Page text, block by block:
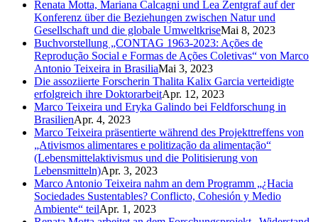
Renata Motta, Mariana Calcagni und Lea Zentgraf auf der
Konferenz über die Beziehungen zwischen Natur und
Gesellschaft und die globale UmweltkriseMai 8, 2023
Buchvorstellung „CONTAG 1963-2023: Ações de
Reprodução Social e Formas de Ações Coletivas“ von Marco
Antonio Teixeira in BrasiliaMai 3, 2023
Die assoziierte Forscherin Thalita Kalix Garcia verteidigte
erfolgreich ihre DoktorarbeitApr. 12, 2023
Marco Teixeira und Eryka Galindo bei Feldforschung in
BrasilienApr. 4, 2023
Marco Teixeira präsentierte während des Projekttreffens von
„Ativismos alimentares e politização da alimentação“
(Lebensmittelaktivismus und die Politisierung von
Lebensmitteln)Apr. 3, 2023
Marco Antonio Teixeira nahm an dem Programm „¿Hacia
Sociedades Sustentables? Conflicto, Cohesión y Medio
Ambiente“ teilApr. 1, 2023